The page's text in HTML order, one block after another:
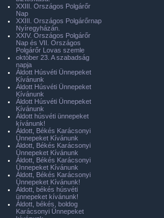
XXIII. Országos Polgárőr
Nap
XXIII. Országos Polgárőrnap
Nyíregyházán.
XXIV. Országos Polgárőr
Nap és VII. Országos
Polgárőr Lovas szemle
október 23. A szabadság
napja
Áldott Húsvéti Ünnepeket
Kívánunk
Áldott Húsvéti Ünnepeket
Kívánunk
Áldott Húsvéti Ünnepeket
Kívánunk
Áldott húsvéti ünnepeket
kívánunk!
Áldott, Békés Karácsonyi
Ünnepeket Kívánunk
Áldott, Békés Karácsonyi
Ünnepeket Kívánunk
Áldott, Békés Karácsonyi
Ünnepeket Kívánunk
Áldott, Békés Karácsonyi
Ünnepeket Kívánunk!
Áldott, békés húsvéti
ünnepeket kívánunk!
Áldott, békés, boldog
Karácsonyi Ünnepeket